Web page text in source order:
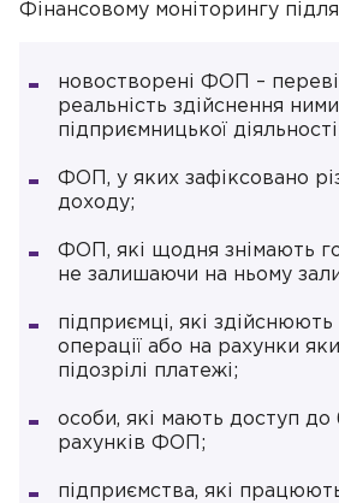
Фінансовому моніторингу
новостворені ФОП –
реальність здійснення ними
підприємницької
ФОП, у яких зафіксовано
доходу;
ФОП, які щодня знімають
не залишаючи на ньому
підприємці, які здійснюють
операції або на рахунки
підозрілі платежі;
особи, які мають доступ до
рахунків ФОП;
підприємства, які